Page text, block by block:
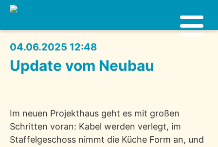
04.06.2025 12:48
Update vom Neubau
Im neuen Projekthaus geht es mit großen
Schritten voran: Kabel werden verlegt, im
Staffelgeschoss nimmt die Küche Form an, und